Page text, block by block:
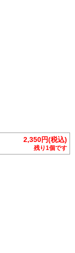
2,350円(税込)
残り1個です